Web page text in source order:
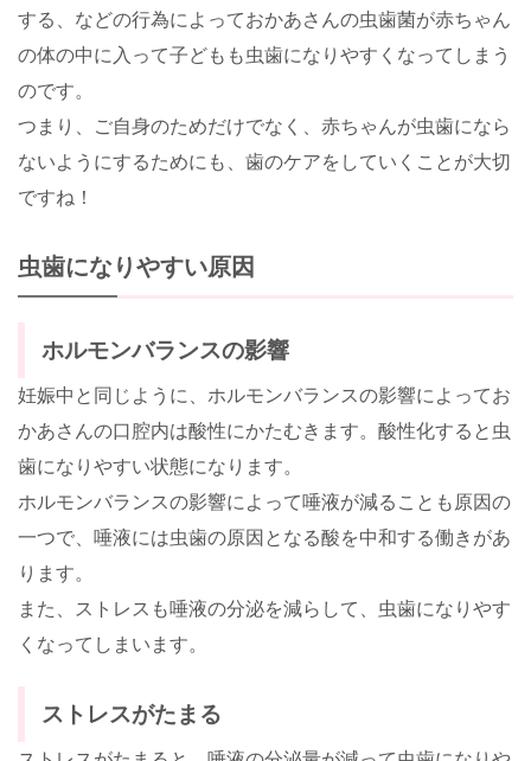
する、などの行為によっておかあさんの虫歯菌が赤ちゃん
の体の中に入って子どもも虫歯になりやすくなってしまう
のです。
つまり、ご自身のためだけでなく、赤ちゃんが虫歯になら
ないようにするためにも、歯のケアをしていくことが大切
ですね！
虫歯になりやすい原因
ホルモンバランスの影響
妊娠中と同じように、ホルモンバランスの影響によってお
かあさんの口腔内は酸性にかたむきます。酸性化すると虫
歯になりやすい状態になります。
ホルモンバランスの影響によって唾液が減ることも原因の
一つで、唾液には虫歯の原因となる酸を中和する働きがあ
ります。
また、ストレスも唾液の分泌を減らして、虫歯になりやす
くなってしまいます。
ストレスがたまる